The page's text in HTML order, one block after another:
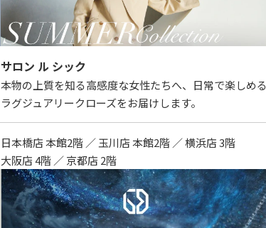
サロン ル シック
本物の上質を知る高感度な女性たちへ、日常で楽しめる
ラグジュアリークローズをお届けします。
日本橋店 本館2階 ／ 玉川店 本館2階 ／ 横浜店 3階
大阪店 4階 ／ 京都店 2階